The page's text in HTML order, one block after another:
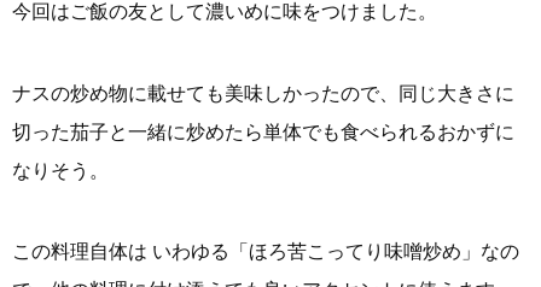
今回はご飯の友として濃いめに味をつけました。
ナスの炒め物に載せても美味しかったので、同じ大きさに
切った茄子と一緒に炒めたら単体でも食べられるおかずに
なりそう。
この料理自体は いわゆる「ほろ苦こってり味噌炒め」なの